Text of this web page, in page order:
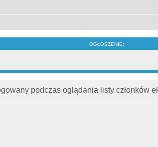
OGŁOSZENIE:
podczas oglądania listy członków